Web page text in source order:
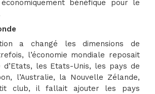
bénéfique pour le
a changé les dimensions de
l’économie mondiale reposait
d’Etats, les Etats-Unis, les pays de
l’Australie, la Nouvelle Zélande,
club, il fallait ajouter les pays